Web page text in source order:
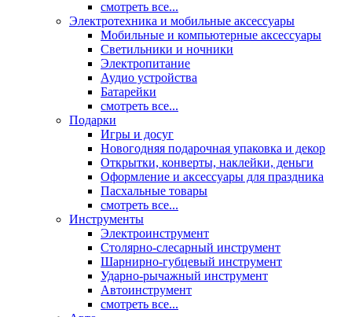
смотреть все...
Электротехника и мобильные аксессуары
Мобильные и компьютерные аксессуары
Светильники и ночники
Электропитание
Аудио устройства
Батарейки
смотреть все...
Подарки
Игры и досуг
Новогодняя подарочная упаковка и декор
Открытки, конверты, наклейки, деньги
Оформление и аксессуары для праздника
Пасхальные товары
смотреть все...
Инструменты
Электроинструмент
Столярно-слесарный инструмент
Шарнирно-губцевый инструмент
Ударно-рычажный инструмент
Автоинструмент
смотреть все...